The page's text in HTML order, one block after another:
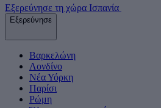
Εξερεύνησε τη χώρα Ισπανία
Εξερεύνησε
Βαρκελώνη
Λονδίνο
Νέα Υόρκη
Παρίσι
Ρώμη